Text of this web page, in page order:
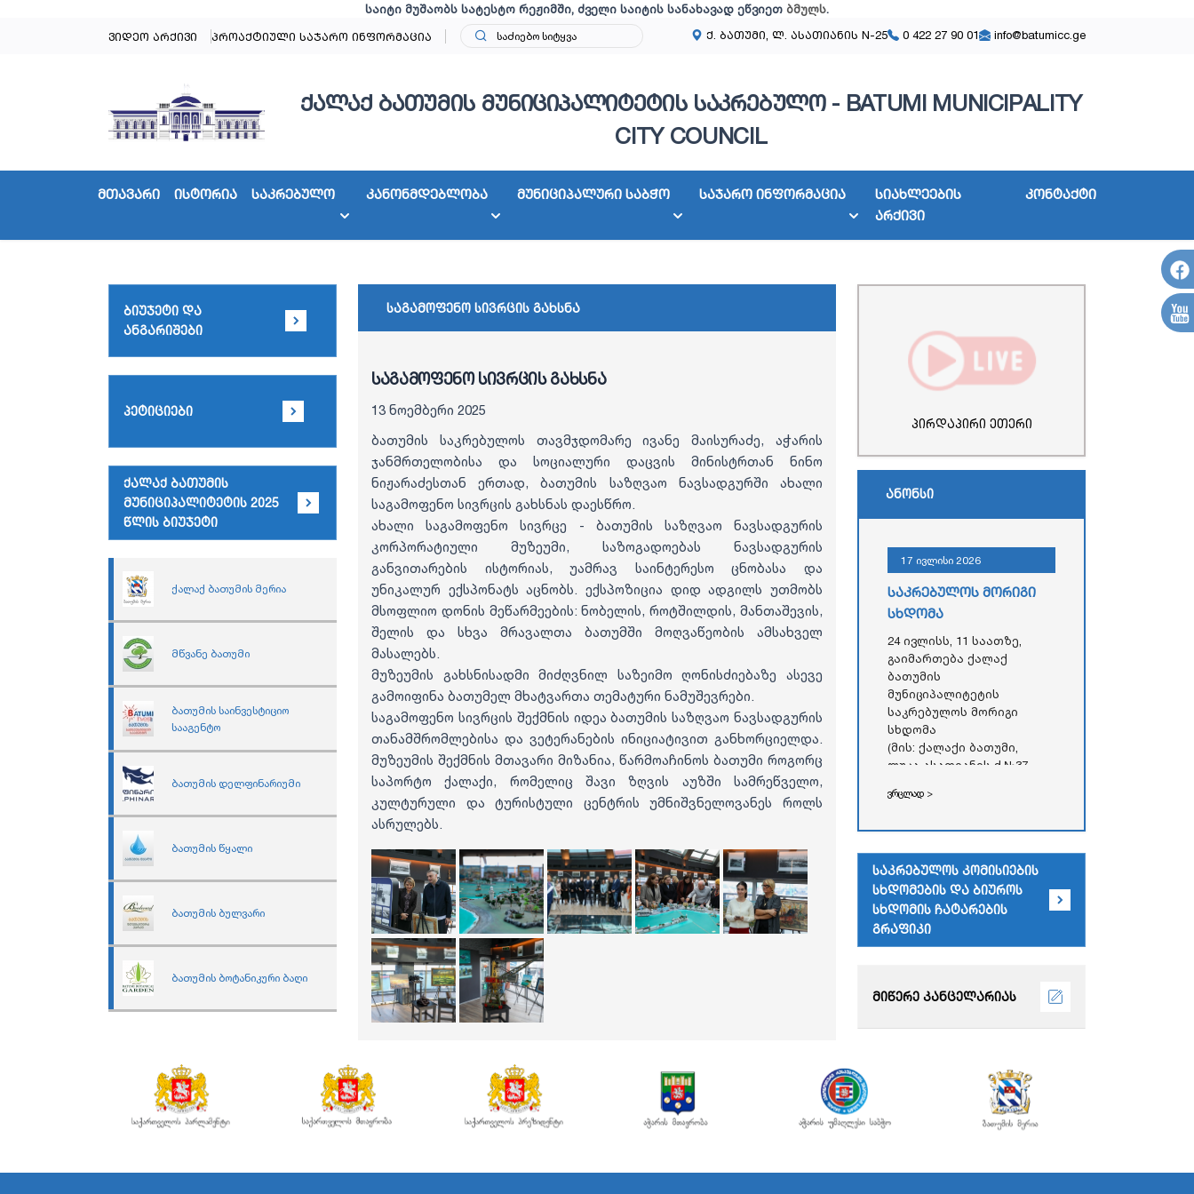
საიტი მუშაობს სატესტო რეჟიმში, ძველი საიტის სანახავად ეწვიეთ ბმულს.
ვიდეო არქივი
პროაქტიული საჯარო ინფორმაცია ქ. ბათუმი, ლ. ასათიანის N-25 0 422 27 90 01 info@batumicc.ge
ქალაქ ბათუმის მუნიციპალიტეტის საკრებულო - BATUMI MUNICIPALITY
CITY COUNCIL
მთავარი ისტორია საკრებულო კანონმდებლობა მუნიციპალური საბჭო საჯარო ინფორმაცია
სიახლეების
არქივი
კონტაქტი
ბიუჯეტი და
ანგარიშები
პეტიციები
ქალაქ ბათუმის
მუნიციპალიტეტის 2025
წლის ბიუჯეტი
ქალაქ ბათუმის მერია
მწვანე ბათუმი
ბათუმის საინვესტიციო
სააგენტო
ბათუმის დელფინარიუმი
ბათუმის წყალი
ბათუმის ბულვარი
ბათუმის ბოტანიკური ბაღი
საგამოფენო სივრცის გახსნა
საგამოფენო სივრცის გახსნა
13 ნოემბერი 2025
ბათუმის საკრებულოს თავმჯდომარე ივანე მაისურაძე, აჭარის
ჯანმრთელობისა და სოციალური დაცვის მინისტრთან ნინო
ნიჟარაძესთან ერთად, ბათუმის საზღვაო ნავსადგურში ახალი
საგამოფენო სივრცის გახსნას დაესწრო.
ახალი საგამოფენო სივრცე - ბათუმის საზღვაო ნავსადგურის
კორპორატიული მუზეუმი, საზოგადოებას ნავსადგურის
განვითარების ისტორიას, უამრავ საინტერესო ცნობასა და
უნიკალურ ექსპონატს აცნობს. ექსპოზიცია დიდ ადგილს უთმობს
მსოფლიო დონის მეწარმეების: ნობელის, როტშილდის, მანთაშევის,
შელის და სხვა მრავალთა ბათუმში მოღვაწეობის ამსახველ
მასალებს.
მუზეუმის გახსნისადმი მიძღვნილ საზეიმო ღონისძიებაზე ასევე
გამოიფინა ბათუმელ მხატვართა თემატური ნამუშევრები.
საგამოფენო სივრცის შექმნის იდეა ბათუმის საზღვაო ნავსადგურის
თანამშრომლებისა და ვეტერანების ინიციატივით განხორციელდა.
მუზეუმის შექმნის მთავარი მიზანია, წარმოაჩინოს ბათუმი როგორც
საპორტო ქალაქი, რომელიც შავი ზღვის აუზში სამრეწველო,
კულტურული და ტურისტული ცენტრის უმნიშვნელოვანეს როლს
ასრულებს.
პირდაპირი ეთერი
ანონსი
17 ივლისი 2026
საკრებულოს მორიგი
სხდომა
24 ივლისს, 11 საათზე,
გაიმართება ქალაქ
ბათუმის
მუნიციპალიტეტის
საკრებულოს მორიგი
სხდომა
(მის: ქალაქი ბათუმი,
ლუკა ასათიანის ქ.№37,
რესპუბლიკის უმაღლესი
ადმინისტრაციული
შენობა)
ვრცლად >
საკრებულოს კომისიების
სხდომების და ბიუროს
სხდომის ჩატარების
გრაფიკი
მიწერე კანცელარიას